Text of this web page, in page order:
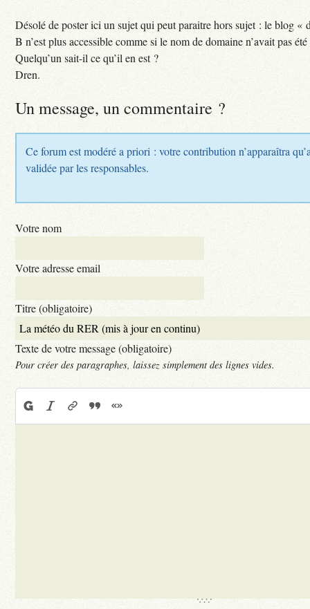
Désolé de poster ici un sujet qui peut paraitre hors sujet : le blog «
B n’est plus accessible comme si le nom de domaine n’avait pas
Quelqu’un sait-il ce qu’il en est ?
Dren.
Un message, un commentaire ?
Ce forum est modéré a priori : votre contribution n’apparaîtra
validée par les responsables.
Votre nom
Votre adresse email
Titre (obligatoire)
Texte de votre message (obligatoire)
Pour créer des paragraphes, laissez simplement des lignes vides.